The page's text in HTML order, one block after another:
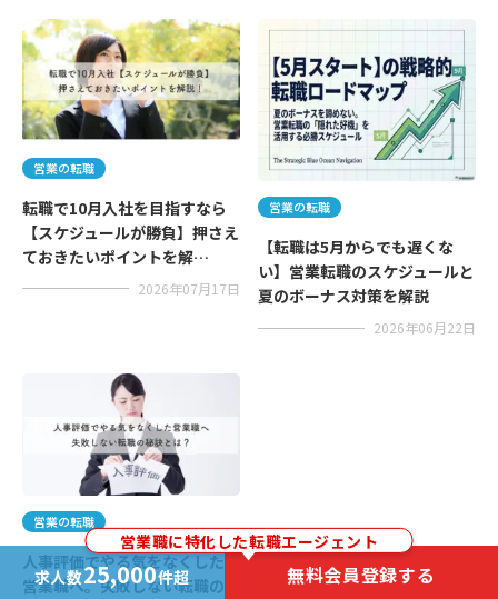
営業の転職
転職で10月入社を目指すなら
【スケジュールが勝負】押さえ
ておきたいポイントを解…
2026年07月17日
営業の転職
【転職は5月からでも遅くな
い】営業転職のスケジュールと
夏のボーナス対策を解説
2026年06月22日
営業の転職
人事評価でやる気をなくした
営業職へ。失敗しない転職の
営業職に特化した転職エージェント
求人数25,000件超 無料会員登録する